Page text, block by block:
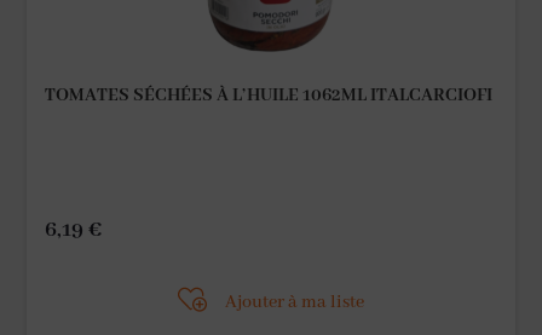
TOMATES SÉCHÉES À L’HUILE 1062ML ITALCARCIOFI
6,19€
Ajouter à ma liste